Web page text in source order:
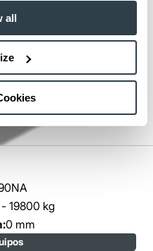
all
19800 kg
0 mm